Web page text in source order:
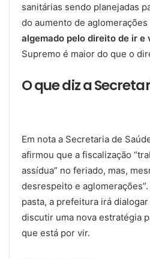
sanitárias sendo planejadas
do aumento de aglomerações
algemado pelo direito de ir e
Supremo é maior do que o
O que diz a
Em nota a Secretaria de
afirmou que a fiscalização
assídua” no feriado, mas,
desrespeito e
pasta, a prefeitura irá
discutir uma nova estratégia
que está por vir.